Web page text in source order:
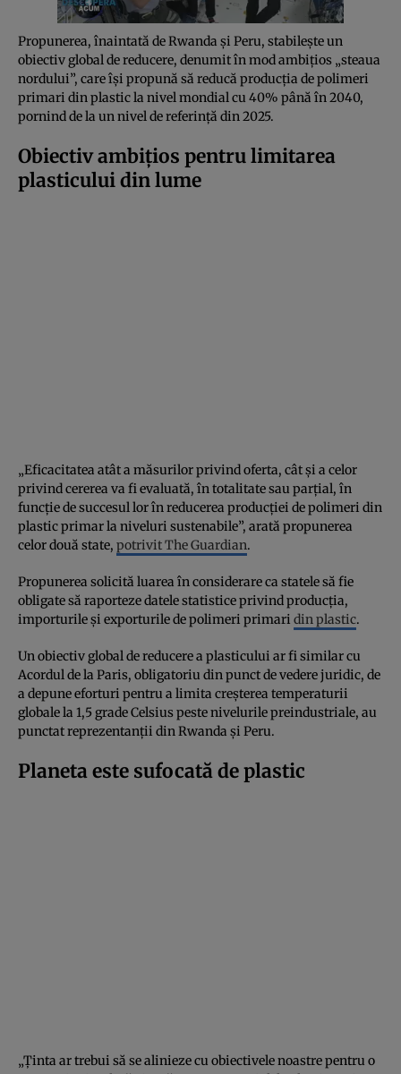
Propunerea, înaintată de Rwanda și Peru, stabilește un
obiectiv global de reducere, denumit în mod ambițios „steaua
nordului”, care își propună să reducă producția de polimeri
primari din plastic la nivel mondial cu 40% până în 2040,
pornind de la un nivel de referință din 2025.
Obiectiv ambițios pentru limitarea
plasticului din lume
„Eficacitatea atât a măsurilor privind oferta, cât și a celor
privind cererea va fi evaluată, în totalitate sau parțial, în
funcție de succesul lor în reducerea producției de polimeri din
plastic primar la niveluri sustenabile”, arată propunerea
celor două state, potrivit The Guardian.
Propunerea solicită luarea în considerare ca statele să fie
obligate să raporteze datele statistice privind producția,
importurile și exporturile de polimeri primari din plastic.
Un obiectiv global de reducere a plasticului ar fi similar cu
Acordul de la Paris, obligatoriu din punct de vedere juridic, de
a depune eforturi pentru a limita creșterea temperaturii
globale la 1,5 grade Celsius peste nivelurile preindustriale, au
punctat reprezentanții din Rwanda și Peru.
Planeta este sufocată de plastic
„Ținta ar trebui să se alinieze cu obiectivele noastre pentru o